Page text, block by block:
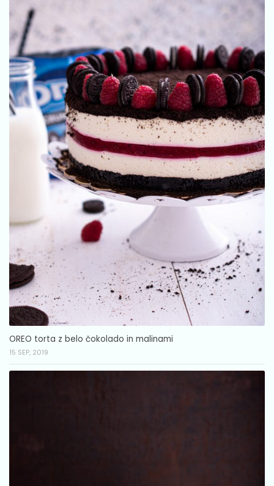
OREO torta z belo čokolado in malinami
15 SEP, 2019